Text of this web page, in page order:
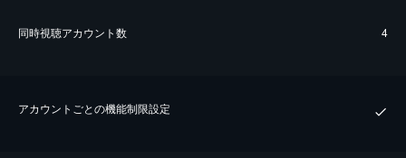
同時視聴アカウント数 4
アカウントごとの機能制限設定